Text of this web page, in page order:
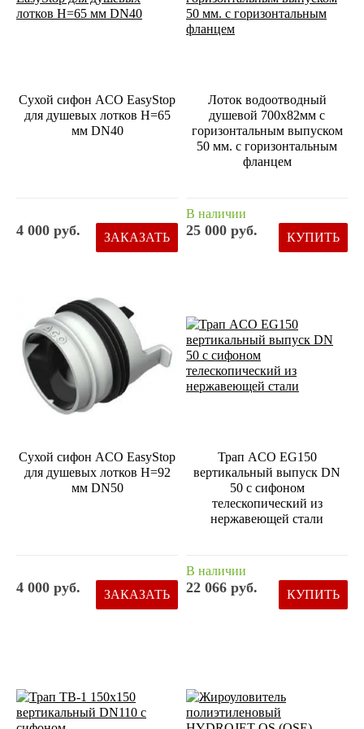
Сухой сифон ACO EasyStop
для душевых лотков Н=65
мм DN40
4 000 руб. ЗАКАЗАТЬ
Лоток водоотводный
душевой 700х82мм с
горизонтальным выпуском
50 мм. с горизонтальным
фланцем
В наличии
25 000 руб. КУПИТЬ
Сухой сифон ACO EasyStop
для душевых лотков Н=92
мм DN50
4 000 руб. ЗАКАЗАТЬ
Трап ACO EG150
вертикальный выпуск DN
50 с сифоном
телескопический из
нержавеющей стали
В наличии
22 066 руб. КУПИТЬ